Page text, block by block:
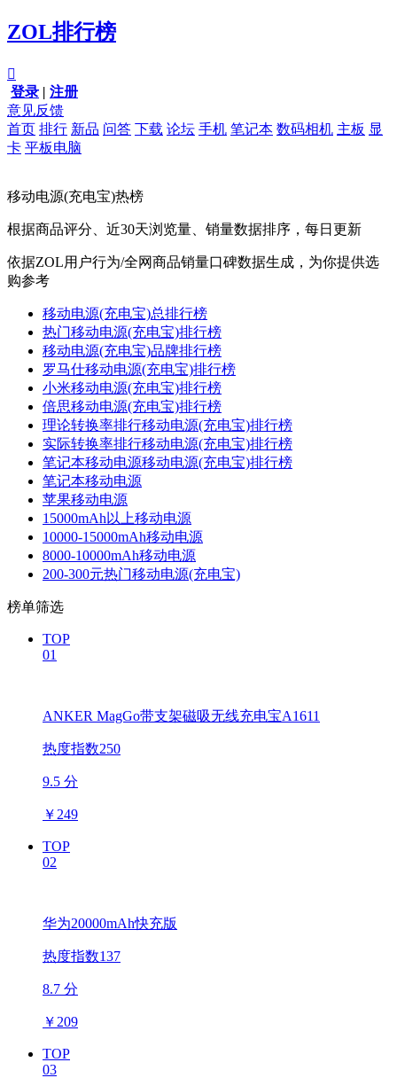
ZOL排行榜

登录 | 注册
意见反馈
首页 排行 新品 问答 下载 论坛 手机 笔记本 数码相机 主板 显
卡 平板电脑
移动电源(充电宝)热榜
根据商品评分、近30天浏览量、销量数据排序，每日更新
依据ZOL用户行为/全网商品销量口碑数据生成，为你提供选
购参考
移动电源(充电宝)总排行榜
热门移动电源(充电宝)排行榜
移动电源(充电宝)品牌排行榜
罗马仕移动电源(充电宝)排行榜
小米移动电源(充电宝)排行榜
倍思移动电源(充电宝)排行榜
理论转换率排行移动电源(充电宝)排行榜
实际转换率排行移动电源(充电宝)排行榜
笔记本移动电源移动电源(充电宝)排行榜
笔记本移动电源
苹果移动电源
15000mAh以上移动电源
10000-15000mAh移动电源
8000-10000mAh移动电源
200-300元热门移动电源(充电宝)
榜单筛选
TOP
01
ANKER MagGo带支架磁吸无线充电宝A1611
热度指数250
9.5 分
￥ 249
TOP
02
华为20000mAh快充版
热度指数137
8.7 分
￥ 209
TOP
03